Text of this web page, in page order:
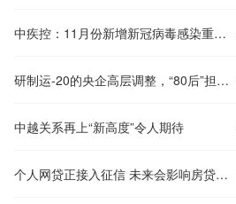
中疾控：11月份新增新冠病毒感染重症病例135例
研制运-20的央企高层调整，“80后”担任总经理
中越关系再上“新高度”令人期待
个人网贷正接入征信 未来会影响房贷么？